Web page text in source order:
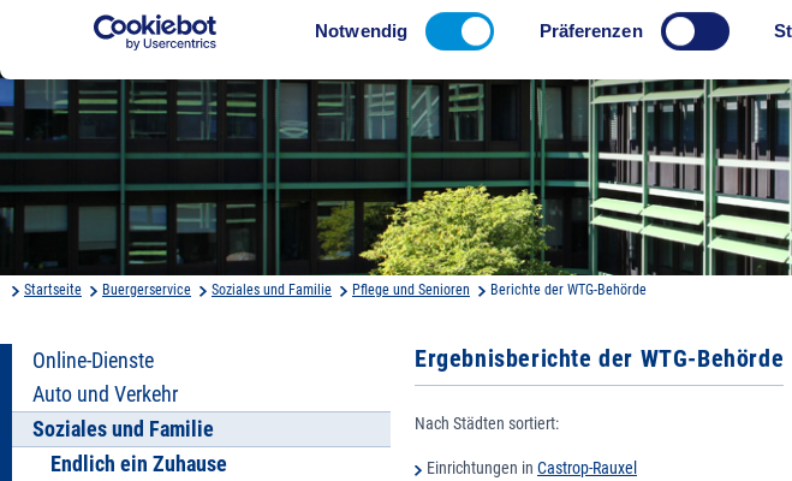
Einwilligungsauswahl
Notwendig Präferenzen
Startseite Buergerservice Soziales und Familie Pflege und Senioren Berichte der WTG-Behörde
Online-Dienste
Auto und Verkehr
Soziales und Familie
Endlich ein Zuhause
Ergebnisberichte der WTG-Behörde
Nach Städten sortiert:
Einrichtungen in Castrop-Rauxel